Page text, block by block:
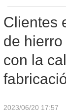
Clientes
de
con la
2023/06/20 17:57